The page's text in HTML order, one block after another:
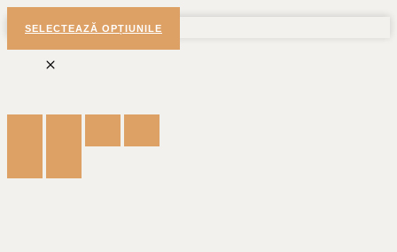
SELECTEAZĂ OPȚIUNILE